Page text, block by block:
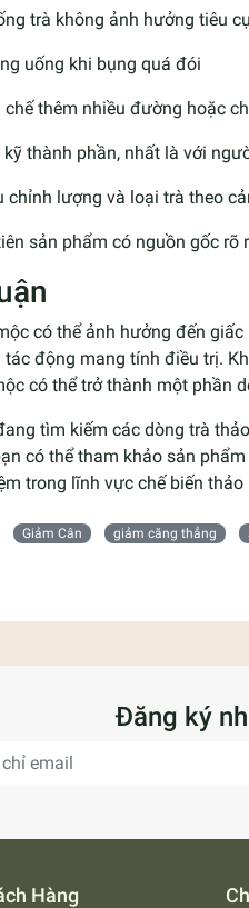
trà không ảnh hưởng tiêu
uống khi bụng quá đói
chế thêm nhiều đường hoặc
thành phần, nhất là với
chỉnh lượng và loại trà theo
sản phẩm có nguồn gốc rõ
có thể ảnh hưởng đến
tác động mang tính điều trị.
có thể trở thành một phần
tìm kiếm các dòng trà
có thể tham khảo sản
trong lĩnh vực chế biến
Giảm Cân giảm căng thẳng
Đăng ký
Hàng